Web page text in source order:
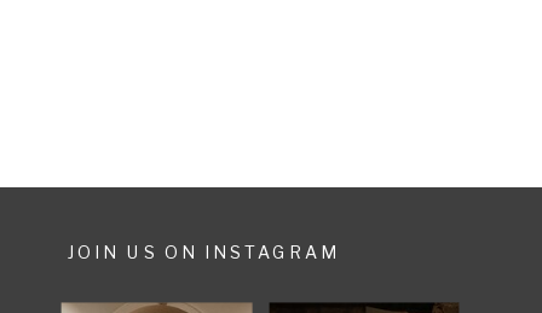
JOIN US ON INSTAGRAM